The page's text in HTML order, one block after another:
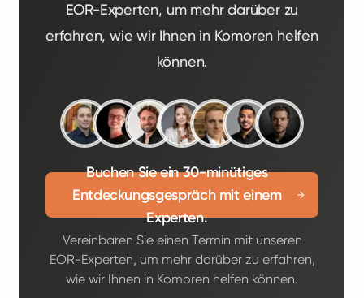
EOR-Experten, um mehr darüber zu
erfahren, wie wir Ihnen in Komoren helfen
können.
Buchen Sie ein 30-minütiges
Entdeckungsgespräch mit einem
Experten.
Vereinbaren Sie einen Termin mit unseren
EOR-Experten, um mehr darüber zu erfahren,
wie wir Ihnen in Komoren helfen können.